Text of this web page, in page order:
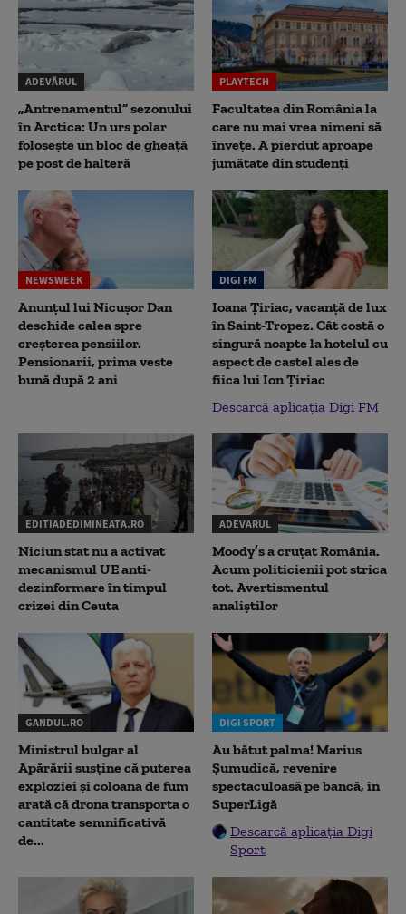
ADEVĂRUL
„Antrenamentul” sezonului
în Arctica: Un urs polar
folosește un bloc de gheață
pe post de halteră
PLAYTECH
Facultatea din România la
care nu mai vrea nimeni să
înveţe. A pierdut aproape
jumătate din studenţi
NEWSWEEK
Anunțul lui Nicușor Dan
deschide calea spre
creșterea pensiilor.
Pensionarii, prima veste
bună după 2 ani
DIGI FM
Ioana Țiriac, vacanță de lux
în Saint-Tropez. Cât costă o
singură noapte la hotelul cu
aspect de castel ales de
fiica lui Ion Țiriac
Descarcă aplicația Digi FM
EDITIADEDIMINEATA.RO
Niciun stat nu a activat
mecanismul UE anti-
dezinformare în timpul
crizei din Ceuta
ADEVARUL
Moody’s a cruțat România.
Acum politicienii pot strica
tot. Avertismentul
analiștilor
GANDUL.RO
Ministrul bulgar al
Apărării susține că puterea
exploziei și coloana de fum
arată că drona transporta o
cantitate semnificativă
de...
DIGI SPORT
Au bătut palma! Marius
Șumudică, revenire
spectaculoasă pe bancă, în
SuperLigă
Descarcă aplicația Digi
Sport